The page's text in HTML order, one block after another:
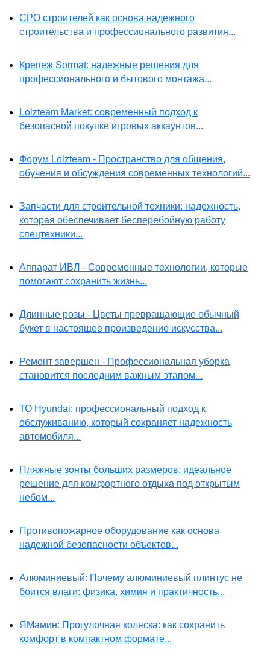
СРО строителей как основа надежного
строительства и профессионального развития...
Крепеж Sormat: надежные решения для
профессионального и бытового монтажа...
Lolzteam Market: современный подход к
безопасной покупке игровых аккаунтов...
Форум Lolzteam - Пространство для общения,
обучения и обсуждения современных технологий...
Запчасти для строительной техники: надежность,
которая обеспечивает бесперебойную работу
спецтехники...
Аппарат ИВЛ - Современные технологии, которые
помогают сохранить жизнь...
Длинные розы - Цветы превращающие обычный
букет в настоящее произведение искусства...
Ремонт завершен - Профессиональная уборка
становится последним важным этапом...
ТО Hyundai: профессиональный подход к
обслуживанию, который сохраняет надежность
автомобиля...
Пляжные зонты больших размеров: идеальное
решение для комфортного отдыха под открытым
небом...
Противопожарное оборудование как основа
надежной безопасности объектов...
Алюминиевый: Почему алюминиевый плинтус не
боится влаги: физика, химия и практичность...
ЯМамин: Прогулочная коляска: как сохранить
комфорт в компактном формате...